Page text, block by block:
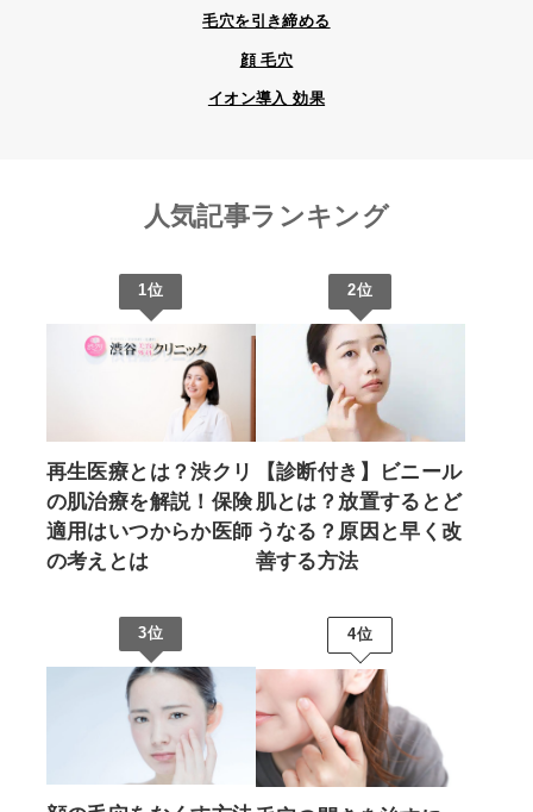
毛穴を引き締める
顔 毛穴
イオン導入 効果
人気記事ランキング
1位
再生医療とは？渋クリ
の肌治療を解説！保険
適用はいつからか医師
の考えとは
2位
【診断付き】ビニール
肌とは？放置するとど
うなる？原因と早く改
善する方法
3位 4位